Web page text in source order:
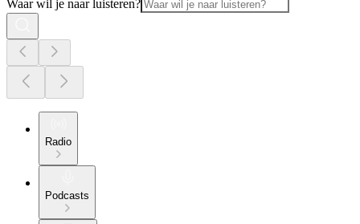
Waar wil je naar luisteren?
Radio
Podcasts